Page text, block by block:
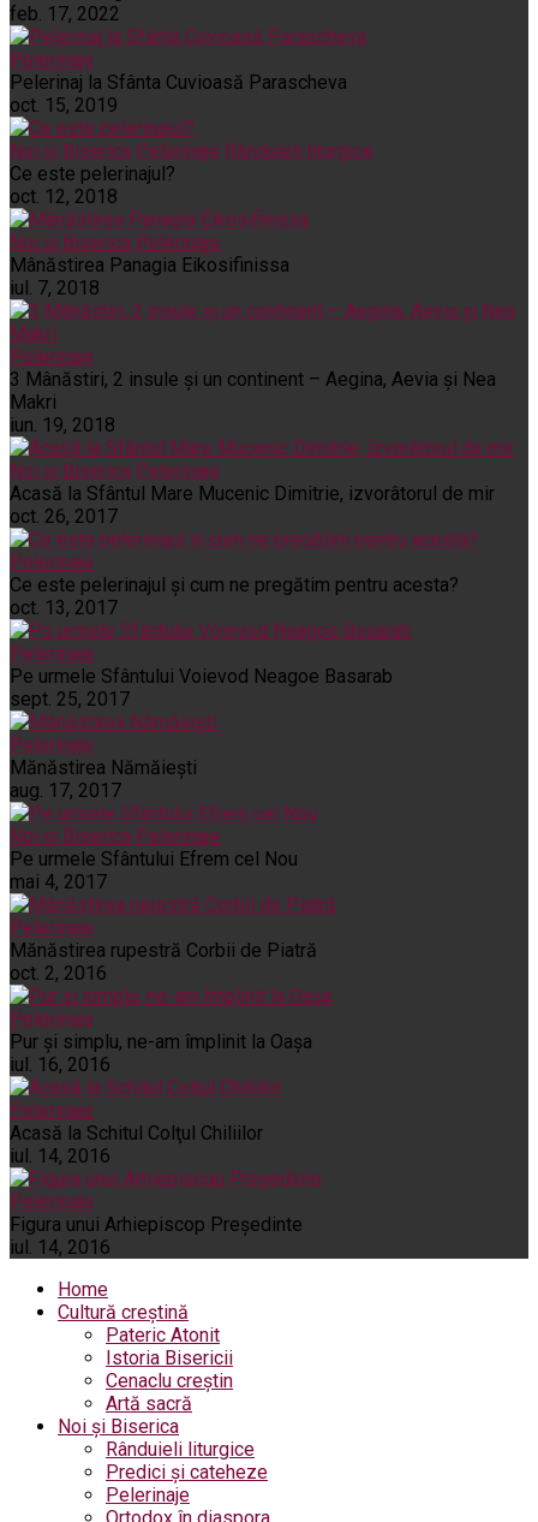
feb. 17, 2022
Pelerinaje
Pelerinaj la Sfânta Cuvioasă Parascheva
oct. 15, 2019
Noi și Biserica Pelerinaje Rânduieli liturgice
Ce este pelerinajul?
oct. 12, 2018
Noi și Biserica Pelerinaje
Mânăstirea Panagia Eikosifinissa
iul. 7, 2018
Pelerinaje
3 Mânăstiri, 2 insule și un continent – Aegina, Aevia și Nea
Makri
iun. 19, 2018
Noi și Biserica Pelerinaje
Acasă la Sfântul Mare Mucenic Dimitrie, izvorâtorul de mir
oct. 26, 2017
Pelerinaje
Ce este pelerinajul şi cum ne pregătim pentru acesta?
oct. 13, 2017
Pelerinaje
Pe urmele Sfântului Voievod Neagoe Basarab
sept. 25, 2017
Pelerinaje
Mănăstirea Nămăiești
aug. 17, 2017
Noi și Biserica Pelerinaje
Pe urmele Sfântului Efrem cel Nou
mai 4, 2017
Pelerinaje
Mănăstirea rupestră Corbii de Piatră
oct. 2, 2016
Pelerinaje
Pur şi simplu, ne-am împlinit la Oaşa
iul. 16, 2016
Pelerinaje
Acasă la Schitul Colţul Chiliilor
iul. 14, 2016
Pelerinaje
Figura unui Arhiepiscop Preşedinte
iul. 14, 2016
Home
Cultură creștină
Pateric Atonit
Istoria Bisericii
Cenaclu creștin
Artă sacră
Noi și Biserica
Rânduieli liturgice
Predici și cateheze
Pelerinaje